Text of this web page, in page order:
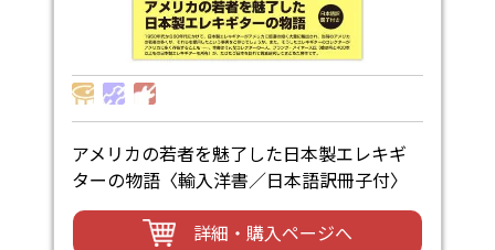
アメリカの若者を魅了した日本製エレキギ
ターの物語〈輸入洋書／日本語訳冊子付〉
詳細・購入ページへ